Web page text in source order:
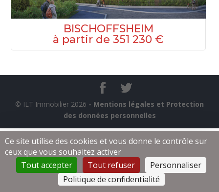
BISCHOFFSHEIM
à partir de 351 230 €
© ILT Immobilier 2026 - Mentions légales et Protection
des données personnelles
Ce site utilise des cookies et vous donne le contrôle sur
ceux que vous souhaitez activer
Tout accepter
Tout refuser
Personnaliser
Politique de confidentialité